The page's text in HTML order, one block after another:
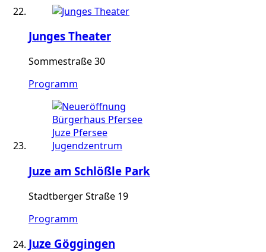
Junges Theater
Sommestraße 30
Programm
Juze am Schlößle Park
Stadtberger Straße 19
Programm
Juze Göggingen